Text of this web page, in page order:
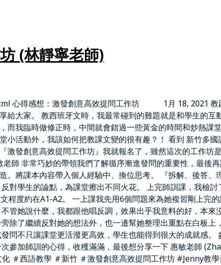
(林靜寧老師)
心得感想：激發創意高效提問工作坊 1月 18, 2021 教
大家。 教西班牙文時，我最常碰到的難題就是和學生的互
我臨時做修正時，中間就會錯過一些黃金的時間和炒熱課
小活動外，我該如何把教課文變的很有趣？！ 看到 新竹多
發創意高效提問工作坊』我就報名了，雖然這次的工作坊
師 非常巧妙的帶領我們了解循序漸進發問的重要性，最後
將課本內容帶入個人經驗中、換位思考。 『拆解、後答、
對學生的論點，為課堂擦出不同火花。 上完師訓課，我檢
程度約在A1-A2。 一上課我先用6個問題來為她複習剛上完
管她說什麼，我都跟他唱反調，效果出乎我意料的好，本來
了繼續反對她的想法外，也一邊幫她整理出重點在白板上
問不只讓課堂更活潑更高效，學生也能得到很大的成就感。
參加師訓的心得，收穫滿滿，最後想分享一下 惠敏老師
＃西語教學 ＃新竹 ＃激發創意高效提問工作坊 #Jenny教